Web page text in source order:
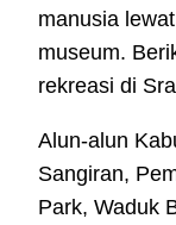
manusia
museum.
rekreasi di
Alun-alun
Sangiran,
Park, Waduk